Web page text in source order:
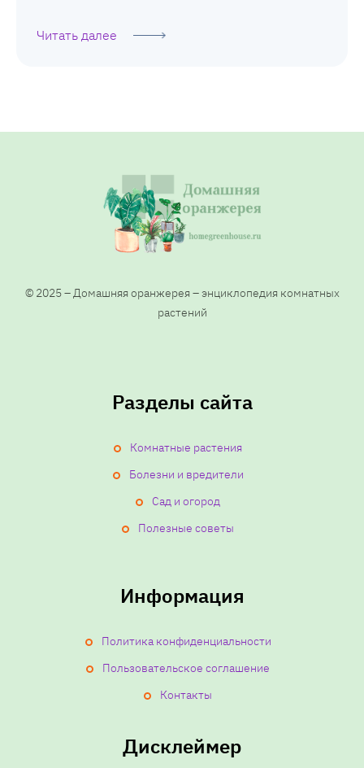
Читать далее
© 2025 – Домашняя оранжерея – энциклопедия комнатных
растений
Разделы сайта
Комнатные растения
Болезни и вредители
Сад и огород
Полезные советы
Информация
Политика конфиденциальности
Пользовательское соглашение
Контакты
Дисклеймер